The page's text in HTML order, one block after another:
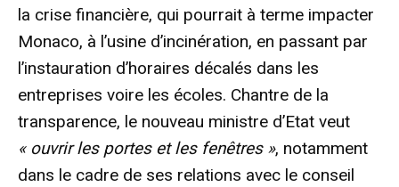
la crise financière, qui pourrait à terme impacter
Monaco, à l’usine d’incinération, en passant par
l’instauration d’horaires décalés dans les
entreprises voire les écoles. Chantre de la
transparence, le nouveau ministre d’Etat veut
« ouvrir les portes et les fenêtres », notamment
dans le cadre de ses relations avec le conseil